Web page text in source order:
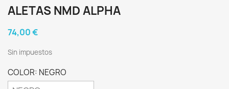
ALETAS NMD ALPHA
74,00 €
Sin impuestos
COLOR: NEGRO